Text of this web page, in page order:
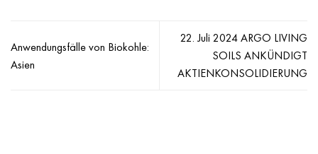
Anwendungsfälle von Biokohle:
Asien
22. Juli 2024 ARGO LIVING
SOILS ANKÜNDIGT
AKTIENKONSOLIDIERUNG